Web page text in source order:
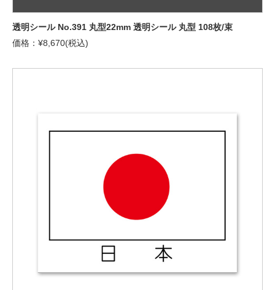
透明シール No.391 丸型22mm 透明シール 丸型 108枚/束
価格：¥8,670(税込)